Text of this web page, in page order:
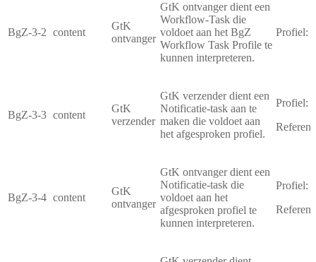
BgZ-3-2 content
GtK
ontvanger
GtK ontvanger dient een
Workflow-Task die
voldoet aan het BgZ
Workflow Task Profile te
kunnen interpreteren.
Profiel:
BgZ-3-3 content
GtK
verzender
GtK verzender dient een
Notificatie-task aan te
maken die voldoet aan
het afgesproken profiel.
Profiel:
BgZ-3-4 content
GtK
ontvanger
GtK ontvanger dient een
Notificatie-task die
voldoet aan het
afgesproken profiel te
kunnen interpreteren.
Profiel: